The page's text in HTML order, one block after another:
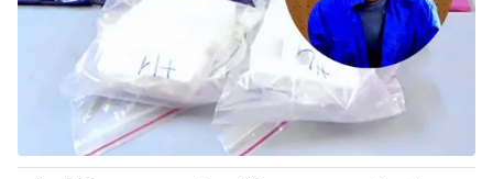
® Cấm sao chép dưới mọi hình thức nếu không có sự chấp
thuận bằng văn bản. Ghi rõ nguồn VTV.vn khi phát hành lại
thông tin từ website này.